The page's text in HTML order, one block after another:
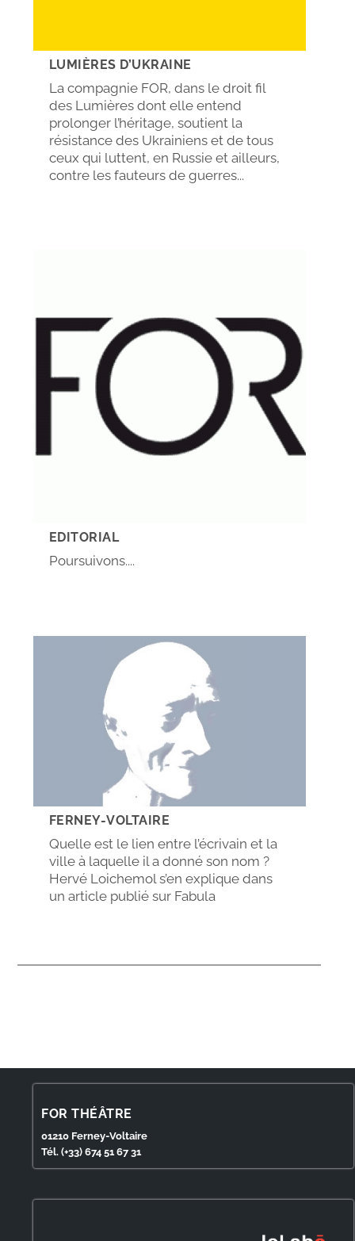
LUMIÈRES D’UKRAINE
La compagnie FOR, dans le droit fil
des Lumières dont elle entend
prolonger l’héritage, soutient la
résistance des Ukrainiens et de tous
ceux qui luttent, en Russie et ailleurs,
contre les fauteurs de guerres...
EDITORIAL
Poursuivons....
FERNEY-VOLTAIRE
Quelle est le lien entre l’écrivain et la
ville à laquelle il a donné son nom ?
Hervé Loichemol s’en explique dans
un article publié sur Fabula
FOR THÉÂTRE
01210 Ferney-Voltaire
Tél. (+33) 674 51 67 31